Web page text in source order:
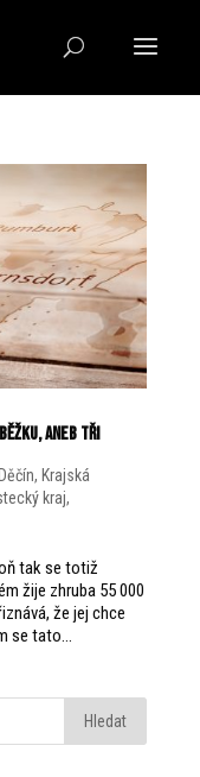
aneb Tři
Děčín, Krajská
kraj,
tak se totiž
žije zhruba 55 000
že jej chce
se tato...